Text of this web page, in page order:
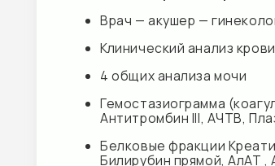
18 / HbA1 (гликированный
УЗИ при беременности (19
Записаться